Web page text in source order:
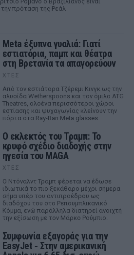
πρόταση της Ρεάλ
Meta έξυπνα γυαλιά: Γιατί
εστιατόρια, παμπ και θέατρα
στη Βρετανία τα απαγορεύουν
ΧΤΕΣ
Από τον εστιάτορα Τζέρεμι Κινγκ ως την
αλυσίδα Wetherspoons και τον όμιλο ATG
Theatres, ολοένα περισσότεροι χώροι
εστίασης και ψυχαγωγίας κλείνουν την
πόρτα στα Ray-Ban Meta glasses.
Ο εκλεκτός του Τραμπ: Το
κρυφό σχέδιο διαδοχής στην
ηγεσία του MAGA
ΧΤΕΣ
Ο Ντόναλντ Τραμπ φέρεται να έδωσε
ιδιωτικά το πιο ξεκάθαρο μέχρι σήμερα
σήμα υπέρ του αντιπροέδρου ως
διαδόχου του στο Ρεπουμπλικανικό
Κόμμα, ενώ παράλληλα διατηρεί ανοιχτή
την εξίσωση με τον Μάρκο Ρούμπιο.
Συμφωνία εξαγοράς για την
EasyJet ‑ Στην αμερικανική